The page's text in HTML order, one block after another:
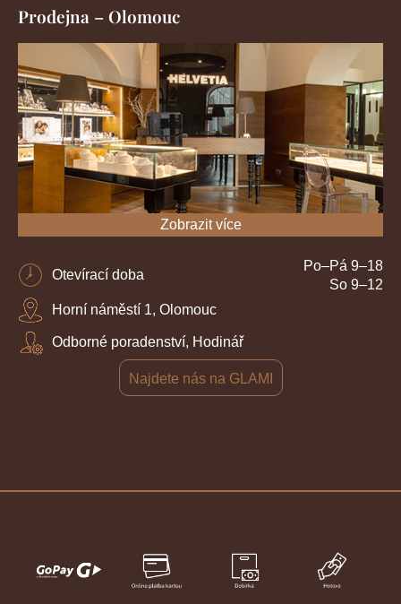
Prodejna – Olomouc
Zobrazit více
Otevírací doba
Po–Pá 9–18
So 9–12
Horní náměstí 1, Olomouc
Odborné poradenství, Hodinář
Najdete nás na GLAMI